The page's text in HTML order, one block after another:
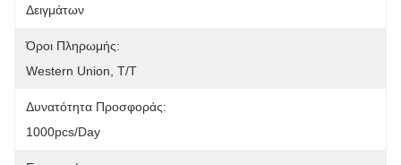
Δειγμάτων
Όροι Πληρωμής:
Western Union, T/T
Δυνατότητα Προσφοράς:
1000pcs/day